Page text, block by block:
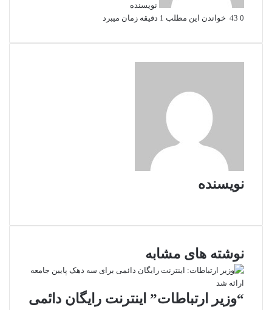
نویسنده
0
خواندن این مطلب 1 دقیقه زمان میبرد
نویسنده
س
ی
ت
نوشته های مشابه
“وزیر ارتباطات” اینترنت رایگان دائمی